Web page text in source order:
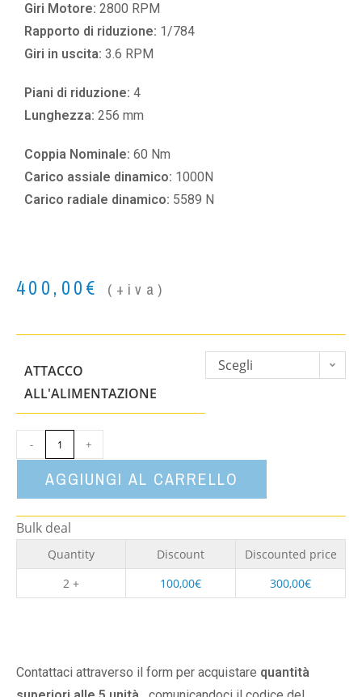
Giri Motore: 2800 RPM
Rapporto di riduzione: 1/784
Giri in uscita: 3.6 RPM
Piani di riduzione: 4
Lunghezza: 256 mm
Coppia Nominale: 60 Nm
Carico assiale dinamico: 1000N
Carico radiale dinamico: 5589 N
400,00€ (+iva)
ATTACCO
ALL'ALIMENTAZIONE
Scegli
- +
AGGIUNGI AL CARRELLO
Bulk deal
Quantity Discount
Discounted price
2 +
100,00€ 300,00€
Contattaci attraverso il form per acquistare quantità